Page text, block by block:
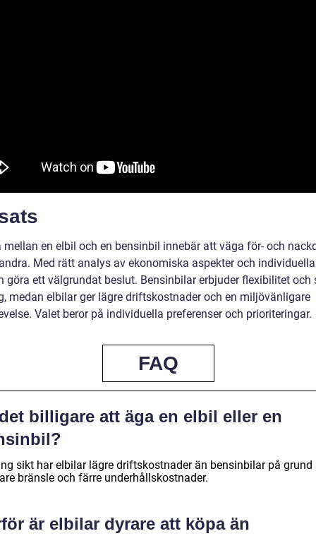
mellan en elbil och en bensinbil innebär att väga för- och
Med rätt analys av ekonomiska aspekter och
göra ett välgrundat beslut. Bensinbilar erbjuder flexibilitet och
medan elbilar ger lägre driftskostnader och en miljövänligare
Valet beror på individuella preferenser och prioriteringar.
FAQ
billigare att äga en elbil eller en
sikt har elbilar lägre driftskostnader än bensinbilar på grund
bränsle och färre underhållskostnader.
är elbilar dyrare att köpa än